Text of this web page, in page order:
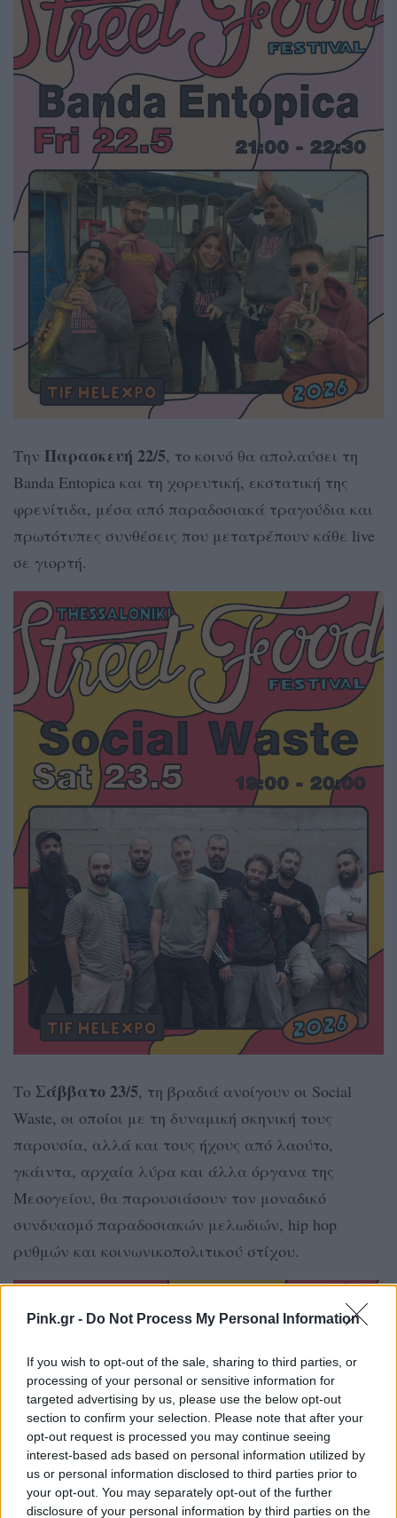
Pink.gr - Do Not Process My Personal Information
If you wish to opt-out of the sale, sharing to third parties, or
processing of your personal or sensitive information for
targeted advertising by us, please use the below opt-out
section to confirm your selection. Please note that after your
opt-out request is processed you may continue seeing
interest-based ads based on personal information utilized by
us or personal information disclosed to third parties prior to
your opt-out. You may separately opt-out of the further
disclosure of your personal information by third parties on the
Την Παρασκευή 22/5, το κοινό θα απολαύσει τη
Banda Entopica και τη χορευτική, εκστατική της
φρενίτιδα, μέσα από παραδοσιακά τραγούδια και
πρωτότυπες συνθέσεις που μετατρέπουν κάθε live
σε γιορτή.
Το Σάββατο 23/5, τη βραδιά ανοίγουν οι Social
Waste, οι οποίοι με τη δυναμική σκηνική τους
παρουσία, αλλά και τους ήχους από λαούτο,
γκάιντα, αρχαία λύρα και άλλα όργανα της
Μεσογείου, θα παρουσιάσουν τον μοναδικό
συνδυασμό παραδοσιακών μελωδιών, hip hop
ρυθμών και κοινωνικοπολιτικού στίχου.